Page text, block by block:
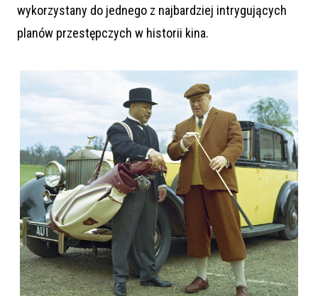
wykorzystany do jednego z najbardziej intrygujących
planów przestępczych w historii kina.